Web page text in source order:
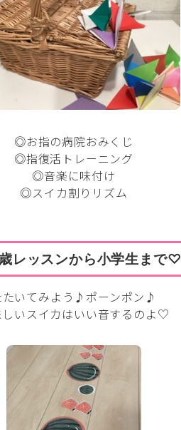
◎お指の病院おみくじ
◎指復活トレーニング
◎音楽に味付け
◎スイカ割りリズム
レッスンから小学生まで♡
たいてみよう♪ポーンポン♪
いスイカはいい音するのよ♡